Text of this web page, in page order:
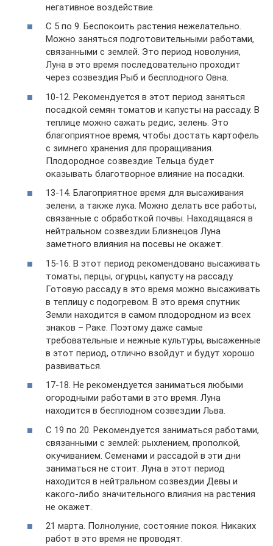
негативное воздействие.
С 5 по 9. Беспокоить растения нежелательно.
Можно заняться подготовительными работами,
связанными с землей. Это период новолуния,
Луна в это время последовательно проходит
через созвездия Рыб и бесплодного Овна.
10-12. Рекомендуется в этот период заняться
посадкой семян томатов и капусты на рассаду. В
теплице можно сажать редис, зелень. Это
благоприятное время, чтобы достать картофель
с зимнего хранения для проращивания.
Плодородное созвездие Тельца будет
оказывать благотворное влияние на посадки.
13-14. Благоприятное время для высаживания
зелени, а также лука. Можно делать все работы,
связанные с обработкой почвы. Находящаяся в
нейтральном созвездии Близнецов Луна
заметного влияния на посевы не окажет.
15-16. В этот период рекомендовано высаживать
томаты, перцы, огурцы, капусту на рассаду.
Готовую рассаду в это время можно высаживать
в теплицу с подогревом. В это время спутник
Земли находится в самом плодородном из всех
знаков – Раке. Поэтому даже самые
требовательные и нежные культуры, высаженные
в этот период, отлично взойдут и будут хорошо
развиваться.
17-18. Не рекомендуется заниматься любыми
огородными работами в это время. Луна
находится в бесплодном созвездии Льва.
С 19 по 20. Рекомендуется заниматься работами,
связанными с землей: рыхлением, прополкой,
окучиванием. Семенами и рассадой в эти дни
заниматься не стоит. Луна в этот период
находится в нейтральном созвездии Девы и
какого-либо значительного влияния на растения
не окажет.
21 марта. Полнолуние, состояние покоя. Никаких
работ в это время не проводят.